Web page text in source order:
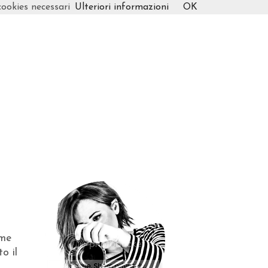
il
necessari Ulteriori informazioni OK